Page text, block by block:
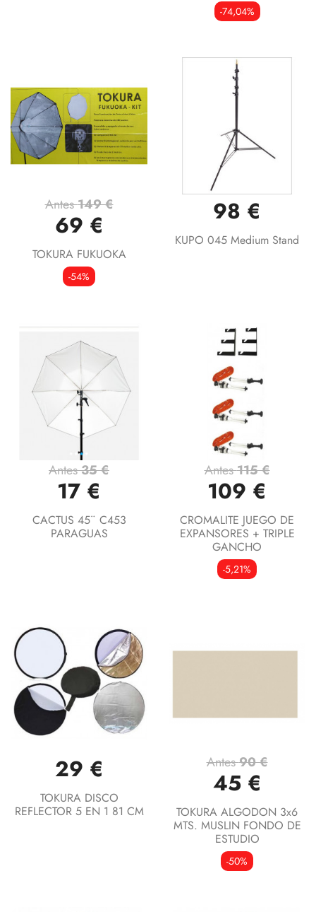
-74,04%
Antes149 €
69 €
TOKURA FUKUOKA
-54%
98 €
KUPO 045 Medium Stand
Antes35 €
17 €
CACTUS 45¨ C453
PARAGUAS
Antes115 €
109 €
CROMALITE JUEGO DE
EXPANSORES + TRIPLE
GANCHO
-5,21%
29 €
TOKURA DISCO
REFLECTOR 5 EN 1 81 CM
Antes90 €
45 €
TOKURA ALGODON 3x6
MTS. MUSLIN FONDO DE
ESTUDIO
-50%